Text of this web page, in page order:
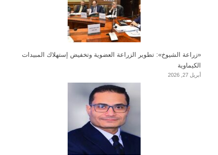
«زراعة الشيوخ»: تطوير الزراعة العضوية وتخفيض إستهلاك المبيدات
الكيماوية
أبريل 27, 2026